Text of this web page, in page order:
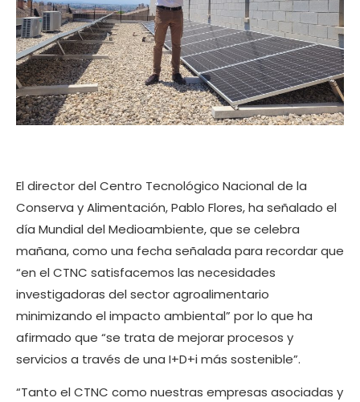
El director del Centro Tecnológico Nacional de la
Conserva y Alimentación, Pablo Flores, ha señalado el
día Mundial del Medioambiente, que se celebra
mañana, como una fecha señalada para recordar que
“en el CTNC satisfacemos las necesidades
investigadoras del sector agroalimentario
minimizando el impacto ambiental” por lo que ha
afirmado que “se trata de mejorar procesos y
servicios a través de una I+D+i más sostenible”.
“Tanto el CTNC como nuestras empresas asociadas y